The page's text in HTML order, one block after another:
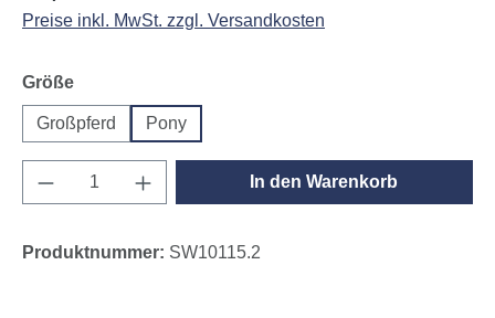
Preise inkl. MwSt. zzgl. Versandkosten
Größeauswählen
Großpferd Pony
Produkt Anzahl: Gib den gewünschten
In den Warenkorb
Produktnummer: SW10115.2